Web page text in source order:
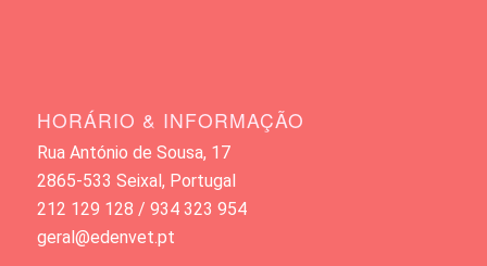
HORÁRIO & INFORMAÇÃO
Rua António de Sousa, 17
2865-533 Seixal, Portugal
212 129 128 / 934 323 954
geral@edenvet.pt